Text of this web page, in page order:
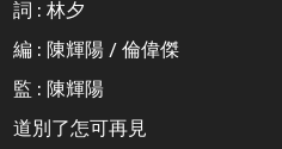
詞 : 林夕
編 : 陳輝陽 / 倫偉傑
監 : 陳輝陽
道別了怎可再見